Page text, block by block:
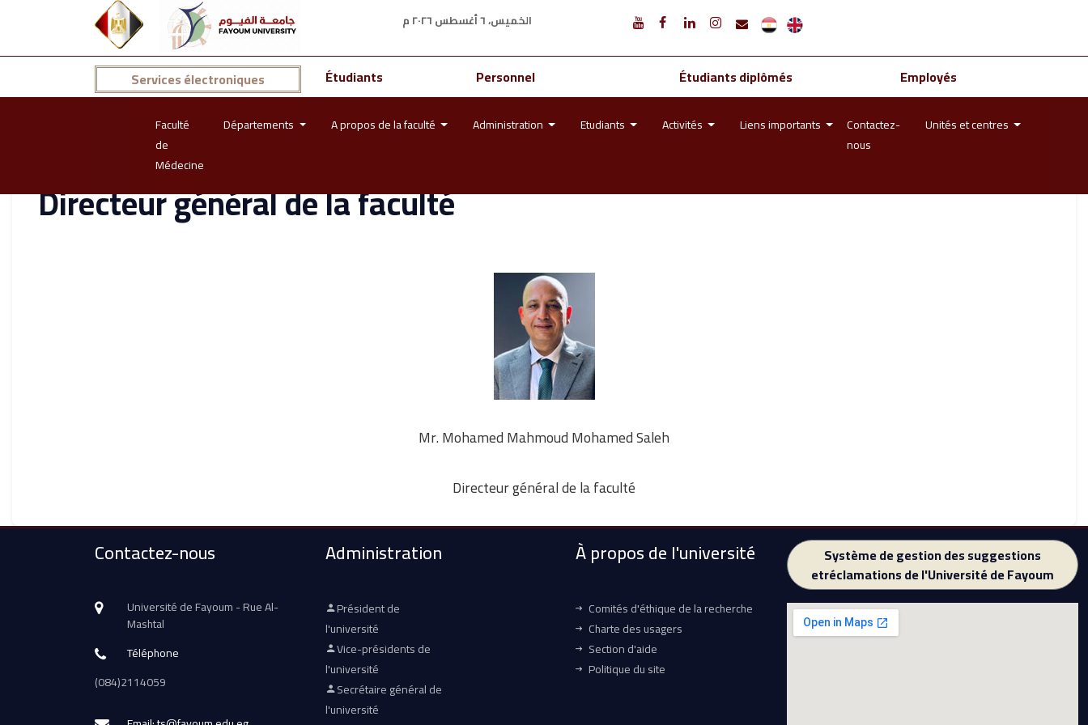
الخميس، ٦ أغسطس ٢٠٢٦ م
Services électroniques Étudiants Personnel Étudiants diplômés Employés
Faculté
de
Médecine
Départements A propos de la faculté Administration Etudiants Activités Liens importants
Contactez-
nous
Unités et centres
Directeur général de la faculté
Mr. Mohamed Mahmoud Mohamed Saleh
Directeur général de la faculté
Contactez-nous
Université de Fayoum - Rue Al-
Mashtal
Téléphone
(084)2114059
Administration
Président de
l'université
Vice-présidents de
l'université
Secrétaire général de
l'université
À propos de l'université
Comités d'éthique de la recherche
Charte des usagers
Section d'aide
Politique du site
Système de gestion des suggestions
etréclamations de l'Université de Fayoum